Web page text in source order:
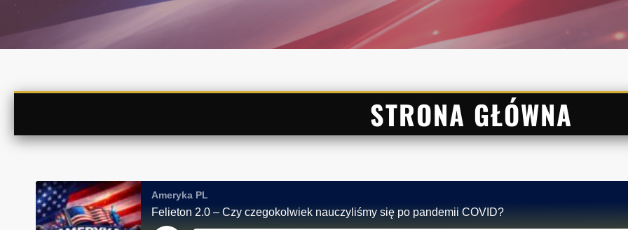
STRONA GŁÓWNA
Ameryka PL
Felieton 2.0 – Czy czegokolwiek nauczyliśmy się po pandemii COVID?